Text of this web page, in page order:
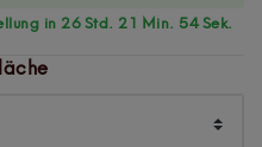
in 26 Std. 21 Min. 54 Sek.